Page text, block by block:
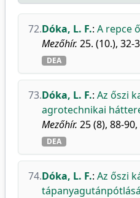
72.Dóka, L. F.: A repce
Mezőhír. 25. (10.), 32-
DEA
73.Dóka, L. F.: Az őszi
agrotechnikai
Mezőhír. 25 (8), 88-
DEA
74.Dóka, L. F.: Az őszi